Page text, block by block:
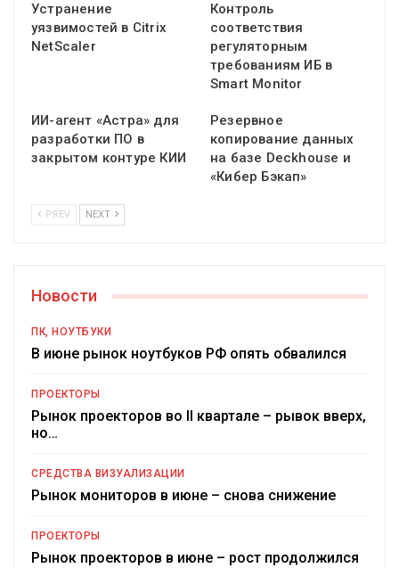
Устранение
уязвимостей в Citrix
NetScaler
Контроль
соответствия
регуляторным
требованиям ИБ в
Smart Monitor
ИИ-агент «Астра» для
разработки ПО в
закрытом контуре КИИ
Резервное
копирование данных
на базе Deckhouse и
«Кибер Бэкап»
PREV NEXT
Новости
ПК, НОУТБУКИ
В июне рынок ноутбуков РФ опять обвалился
ПРОЕКТОРЫ
Рынок проекторов во II квартале – рывок вверх,
но…
СРЕДСТВА ВИЗУАЛИЗАЦИИ
Рынок мониторов в июне – снова снижение
ПРОЕКТОРЫ
Рынок проекторов в июне – рост продолжился